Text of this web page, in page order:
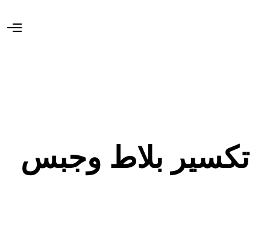
O
تكسير بلاط وجبس